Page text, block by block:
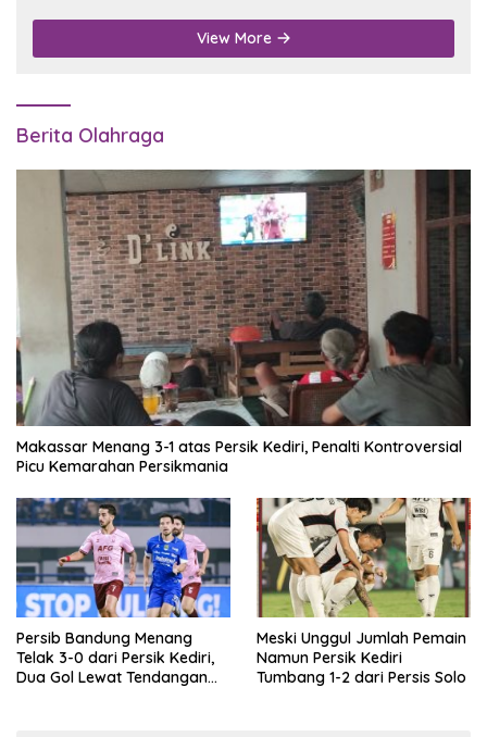
View More
Berita Olahraga
Makassar Menang 3-1 atas Persik Kediri, Penalti Kontroversial
Picu Kemarahan Persikmania
Persib Bandung Menang
Telak 3-0 dari Persik Kediri,
Dua Gol Lewat Tendangan
Meski Unggul Jumlah Pemain
Namun Persik Kediri
Tumbang 1-2 dari Persis Solo